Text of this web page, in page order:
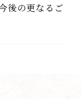
後の更なるご